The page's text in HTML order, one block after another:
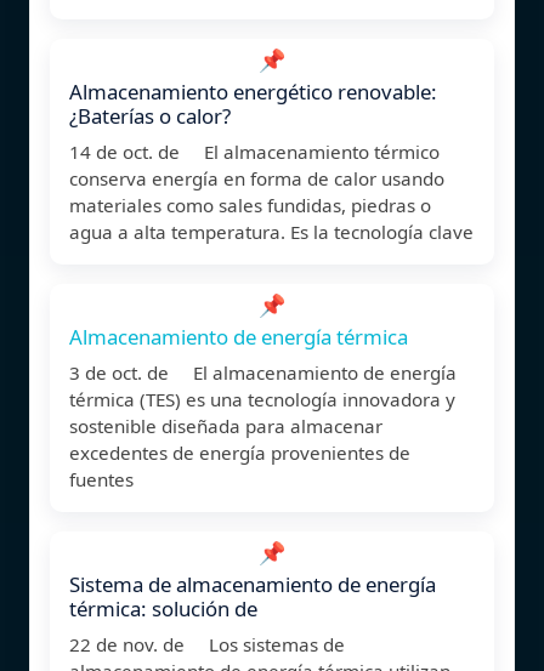
📌
Almacenamiento energético renovable:
¿Baterías o calor?
14 de oct. de El almacenamiento térmico
conserva energía en forma de calor usando
materiales como sales fundidas, piedras o
agua a alta temperatura. Es la tecnología clave
📌
Almacenamiento de energía térmica
3 de oct. de El almacenamiento de energía
térmica (TES) es una tecnología innovadora y
sostenible diseñada para almacenar
excedentes de energía provenientes de
fuentes
📌
Sistema de almacenamiento de energía
térmica: solución de
22 de nov. de Los sistemas de